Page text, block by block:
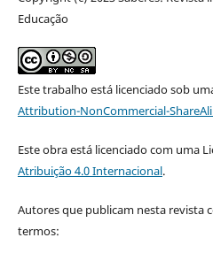
Educação
Este trabalho está licenciado sob
Attribution-NonCommercial-
Este obra está licenciado com uma
Atribuição 4.0 Internacional.
Autores que publicam nesta revista
termos: